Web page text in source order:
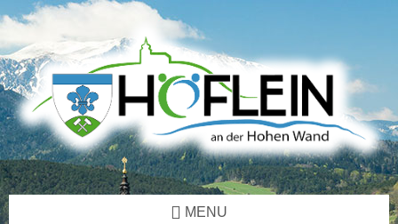
to
to
sidebar
to
sidebar
to
MENU